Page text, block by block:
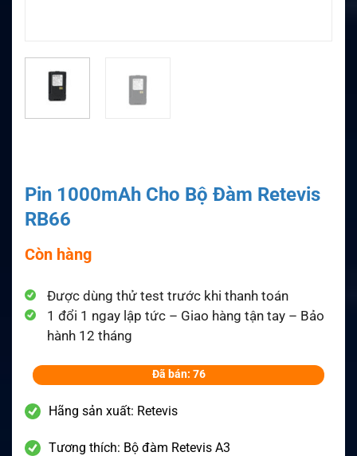
Pin 1000mAh Cho Bộ Đàm Retevis
RB66
Còn hàng
Được dùng thử test trước khi thanh toán
1 đổi 1 ngay lập tức – Giao hàng tận tay – Bảo
hành 12 tháng
Đã bán: 76
Hãng sản xuất: Retevis
Tương thích: Bộ đàm Retevis A3